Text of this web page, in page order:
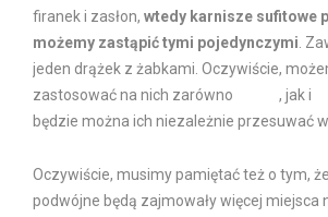
firanek i zasłon, wtedy karnisze sufitowe
możemy zastąpić tymi pojedynczymi .
jeden drążek z żabkami. Oczywiście,
zastosować na nich zarówno
, jak i
będzie można ich niezależnie przesuwać
Oczywiście, musimy pamiętać też o tym,
podwójne będą zajmowały więcej miejsca